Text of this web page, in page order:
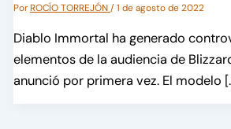
PorROCÍO TORREJÓN/1 de agosto de 2022
Diablo Immortal ha generado
elementos de la audiencia de
anunció por primera vez. El modelo